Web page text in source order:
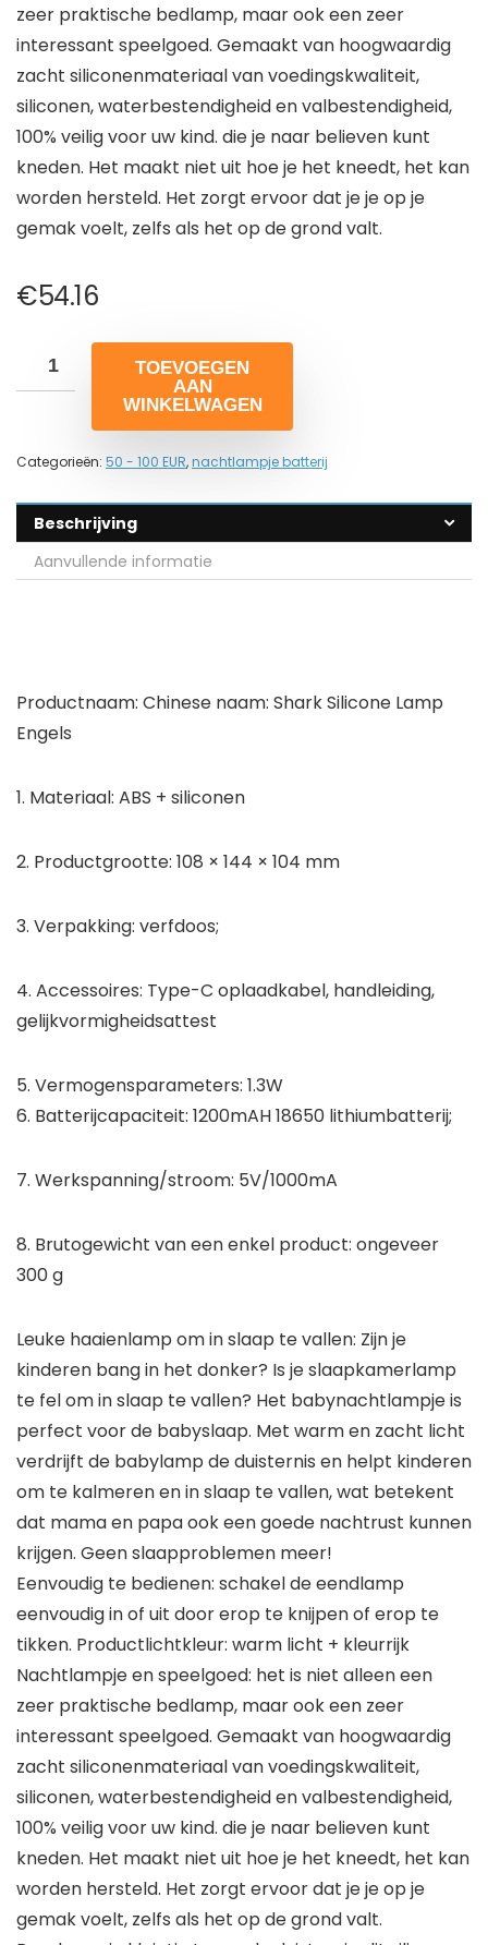
zeer praktische bedlamp, maar ook een zeer
interessant speelgoed. Gemaakt van hoogwaardig
zacht siliconenmateriaal van voedingskwaliteit,
siliconen, waterbestendigheid en valbestendigheid,
100% veilig voor uw kind. die je naar believen kunt
kneden. Het maakt niet uit hoe je het kneedt, het kan
worden hersteld. Het zorgt ervoor dat je je op je
gemak voelt, zelfs als het op de grond valt.
€54.16
TOEVOEGEN
AAN
WINKELWAGEN
Categorieën: 50 - 100 EUR, nachtlampje batterij
Beschrijving
Aanvullende informatie
Productnaam: Chinese naam: Shark Silicone Lamp
Engels
1. Materiaal: ABS + siliconen
2. Productgrootte: 108 × 144 × 104 mm
3. Verpakking: verfdoos;
4. Accessoires: Type-C oplaadkabel, handleiding,
gelijkvormigheidsattest
5. Vermogensparameters: 1.3W
6. Batterijcapaciteit: 1200mAH 18650 lithiumbatterij;
7. Werkspanning/stroom: 5V/1000mA
8. Brutogewicht van een enkel product: ongeveer
300 g
Leuke haaienlamp om in slaap te vallen: Zijn je
kinderen bang in het donker? Is je slaapkamerlamp
te fel om in slaap te vallen? Het babynachtlampje is
perfect voor de babyslaap. Met warm en zacht licht
verdrijft de babylamp de duisternis en helpt kinderen
om te kalmeren en in slaap te vallen, wat betekent
dat mama en papa ook een goede nachtrust kunnen
krijgen. Geen slaapproblemen meer!
Eenvoudig te bedienen: schakel de eendlamp
eenvoudig in of uit door erop te knijpen of erop te
tikken. Productlichtkleur: warm licht + kleurrijk
Nachtlampje en speelgoed: het is niet alleen een
zeer praktische bedlamp, maar ook een zeer
interessant speelgoed. Gemaakt van hoogwaardig
zacht siliconenmateriaal van voedingskwaliteit,
siliconen, waterbestendigheid en valbestendigheid,
100% veilig voor uw kind. die je naar believen kunt
kneden. Het maakt niet uit hoe je het kneedt, het kan
worden hersteld. Het zorgt ervoor dat je je op je
gemak voelt, zelfs als het op de grond valt.